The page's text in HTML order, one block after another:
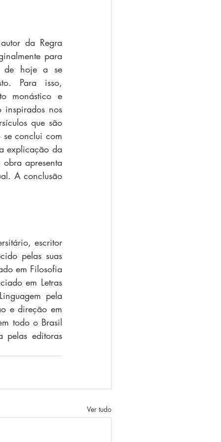
da Regra
para
de hoje a se
Para isso,
monástico e
inspirados nos
que são
conclui com
explicação da
apresenta
A conclusão
escritor
pelas suas
em Filosofia
em Letras
pela
e direção em
todo o Brasil
pelas editoras
Ver tudo